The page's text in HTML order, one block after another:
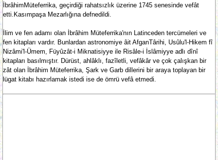
İbrâhimMüteferrika, geçirdiği rahatsızlık üzerine 1745 senesinde vefât
etti.Kasımpaşa Mezarlığına defnedildi.
İlim ve fen adamı olan İbrâhim Müteferrika'nın Latinceden tercümeleri ve
fen kitapları vardır. Bunlardan astronomiye âit AfganTârihi, Usûlu'l-Hikem fî
Nizâmi'l-Ümem, Füyûzât-i Miknatisiyye ile Risâle-i İslâmiyye adlı dînî
kitapları basılmıştır. Dürüst, ahlâklı, fazîletli, vefâkâr ve çok çalışkan bir
zât olan İbrâhim Müteferrika, Şark ve Garb dillerini bir araya toplayan bir
lügat kitabı hazırlamak istedi ise de ömrü vefâ etmedi.